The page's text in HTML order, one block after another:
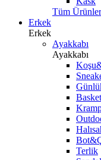
Tüm
Erkek
Erkek
Ayakkabı
Ayakkabı
Terlik